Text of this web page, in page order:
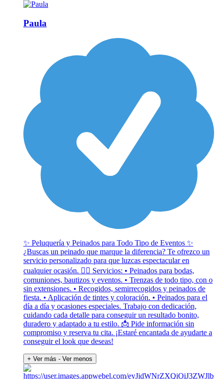
Paula
✨ Peluquería y Peinados para Todo Tipo de Eventos ✨
¿Buscas un peinado que marque la diferencia? Te ofrezco un
servicio personalizado para que luzcas espectacular en
cualquier ocasión. 💇‍♀️ Servicios: • Peinados para bodas,
comuniones, bautizos y eventos. • Trenzas de todo tipo, con o
sin extensiones. • Recogidos, semirrecogidos y peinados de
fiesta. • Aplicación de tintes y coloración. • Peinados para el
día a día y ocasiones especiales. Trabajo con dedicación,
cuidando cada detalle para conseguir un resultado bonito,
duradero y adaptado a tu estilo. 📩 Pide información sin
compromiso y reserva tu cita. ¡Estaré encantada de ayudarte a
conseguir el look que deseas!
+ Ver más - Ver menos